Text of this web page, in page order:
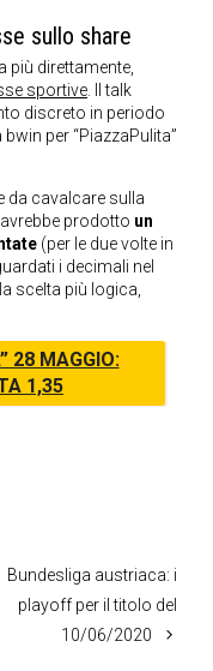
sullo share
più direttamente,
sportive. Il talk
discreto in periodo
per “PiazzaPulita”
da cavalcare sulla
prodotto un
(per le due volte in
i decimali nel
scelta più logica,
28 MAGGIO:
1,35
Bundesliga austriaca: i
playoff per il titolo del
10/06/2020